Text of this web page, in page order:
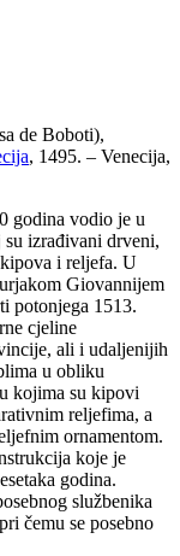
de Boboti),
, 1495. – Venecija,
godina vodio je u
izrađivani drveni,
i reljefa. U
Giovannijem
potonjega 1513.
cjeline
ali i udaljenijih
u obliku
kojima su kipovi
reljefima, a
ornamentom.
koje je
godina.
službenika
čemu se posebno